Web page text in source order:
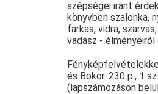
szépségei iránt
könyvben szalonka,
farkas, vidra,
vadász - élményeiről
és Bokor. 230 p., 1
(lapszámozáson